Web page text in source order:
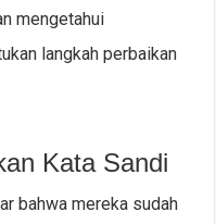
mengetahui
langkah perbaikan
Kata Sandi
bahwa mereka sudah